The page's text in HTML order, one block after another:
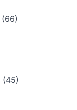
(66)
(45)